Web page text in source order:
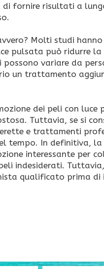
di fornire risultati a
Molti studi
pulsata può ridurre
variare da
un trattamento
dei peli con luce
Tuttavia, se si
e trattamenti
tempo. In definitiva,
interessante per
indesiderati.
qualificato prima di